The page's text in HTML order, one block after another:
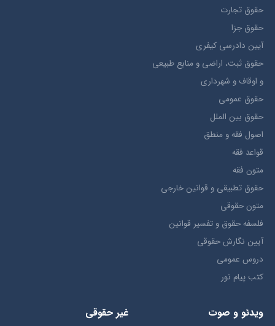
حقوق تجارت
حقوق جزا
آيین دادرسی کیفری
حقوق ثبت، اراضي و منابع طبيعي
و اوقاف و شهرداری
حقوق عمومی
حقوق بين الملل
اصول فقه و منطق
قواعد فقه
متون فقه
حقوق تطبيقي و قوانین خارجی
متون حقوقي
فلسفه حقوق و تفسیر قوانین
آیین نگارش حقوقی
دروس عمومی
کتب پیام نور
ویدئو و صوت غیر حقوقی